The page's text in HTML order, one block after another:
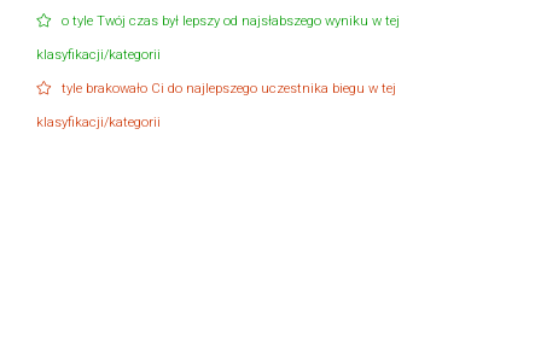
o tyle Twój czas był lepszy od najsłabszego wyniku w tej
klasyfikacji/kategorii
tyle brakowało Ci do najlepszego uczestnika biegu w tej
klasyfikacji/kategorii